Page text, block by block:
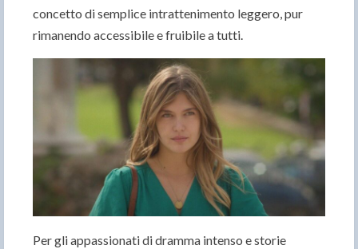
concetto di semplice intrattenimento leggero, pur
rimanendo accessibile e fruibile a tutti.
Per gli appassionati di dramma intenso e storie